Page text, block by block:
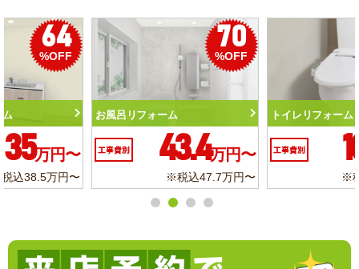
50
トイレリフォーム
工事費別 10.3万円〜
※税込11.3万円〜
56
%OFF
洗面化粧台リフォーム
工事費別 6.2万円〜
※税込6.8万円〜